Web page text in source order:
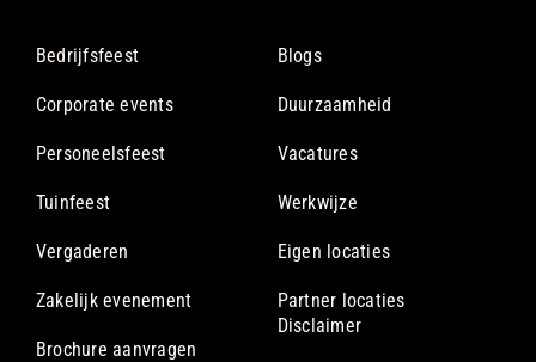
Bedrijfsfeest
Corporate events
Personeelsfeest
Tuinfeest
Vergaderen
Zakelijk evenement
Brochure aanvragen
Blogs
Duurzaamheid
Vacatures
Werkwijze
Eigen locaties
Partner locaties
Disclaimer